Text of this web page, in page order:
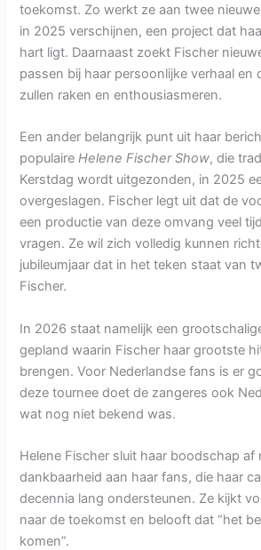
toekomst. Zo werkt ze aan twee
in 2025 verschijnen, een project dat
hart ligt. Daarnaast zoekt Fischer
passen bij haar persoonlijke verhaal en
zullen raken en enthousiasmeren.
Een ander belangrijk punt uit haar
populaireHelene Fischer Show, die
Kerstdag wordt uitgezonden, in 2025
overgeslagen. Fischer legt uit dat de
een productie van deze omvang veel
vragen. Ze wil zich volledig kunnen
jubileumjaar dat in het teken staat van
Fischer.
In 2026 staat namelijk een
gepland waarin Fischer haar grootste
brengen. Voor Nederlandse fans is er
deze tournee doet de zangeres ook
wat nog niet bekend was.
Helene Fischer sluit haar boodschap
dankbaarheid aan haar fans, die haar
decennia lang ondersteunen. Ze kijkt
naar de toekomst en belooft dat “het
komen”.